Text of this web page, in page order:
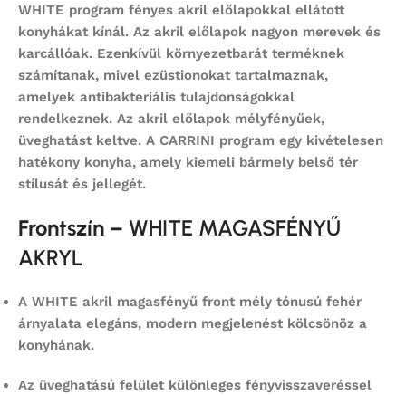
WHITE program fényes akril előlapokkal ellátott
konyhákat kínál. Az akril előlapok nagyon merevek és
karcállóak. Ezenkívül környezetbarát terméknek
számítanak, mivel ezüstionokat tartalmaznak,
amelyek antibakteriális tulajdonságokkal
rendelkeznek. Az akril előlapok mélyfényűek,
üveghatást keltve. A CARRINI program egy kivételesen
hatékony konyha, amely kiemeli bármely belső tér
stílusát és jellegét.
Frontszín – WHITE MAGASFÉNYŰ
AKRYL
A WHITE akril magasfényű front mély tónusú fehér
árnyalata elegáns, modern megjelenést kölcsönöz a
konyhának.
Az üveghatású felület különleges fényvisszaveréssel